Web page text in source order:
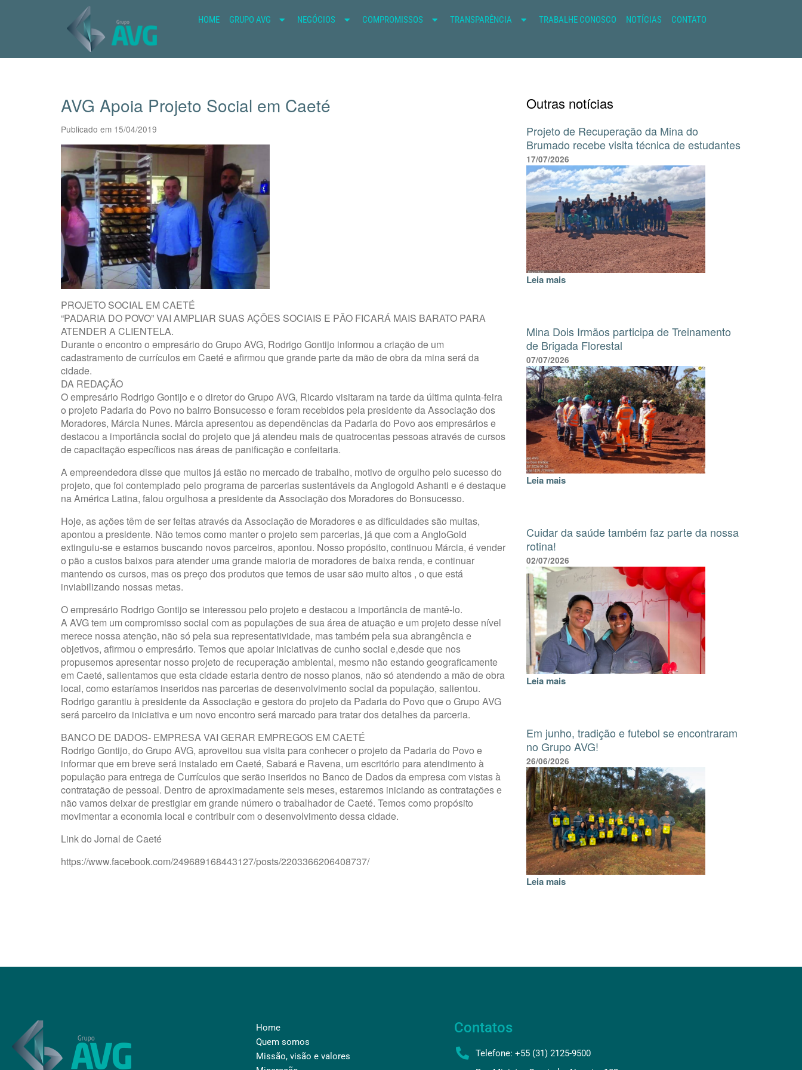
HOME GRUPO AVG NEGÓCIOS COMPROMISSOS TRANSPARÊNCIA TRABALHE CONOSCO NOTÍCIAS CONTATO
AVG Apoia Projeto Social em Caeté
Publicado em 15/04/2019
PROJETO SOCIAL EM CAETÉ
“PADARIA DO POVO” VAI AMPLIAR SUAS AÇÕES SOCIAIS E PÃO FICARÁ MAIS BARATO PARA
ATENDER A CLIENTELA.
Durante o encontro o empresário do Grupo AVG, Rodrigo Gontijo informou a criação de um
cadastramento de currículos em Caeté e afirmou que grande parte da mão de obra da mina será da
cidade.
DA REDAÇÃO
O empresário Rodrigo Gontijo e o diretor do Grupo AVG, Ricardo visitaram na tarde da última quinta-feira
o projeto Padaria do Povo no bairro Bonsucesso e foram recebidos pela presidente da Associação dos
Moradores, Márcia Nunes. Márcia apresentou as dependências da Padaria do Povo aos empresários e
destacou a importância social do projeto que já atendeu mais de quatrocentas pessoas através de cursos
de capacitação específicos nas áreas de panificação e confeitaria.
A empreendedora disse que muitos já estão no mercado de trabalho, motivo de orgulho pelo sucesso do
projeto, que foi contemplado pelo programa de parcerias sustentáveis da Anglogold Ashanti e é destaque
na América Latina, falou orgulhosa a presidente da Associação dos Moradores do Bonsucesso.
Hoje, as ações têm de ser feitas através da Associação de Moradores e as dificuldades são muitas,
apontou a presidente. Não temos como manter o projeto sem parcerias, já que com a AngloGold
extinguiu-se e estamos buscando novos parceiros, apontou. Nosso propósito, continuou Márcia, é vender
o pão a custos baixos para atender uma grande maioria de moradores de baixa renda, e continuar
mantendo os cursos, mas os preço dos produtos que temos de usar são muito altos , o que está
inviabilizando nossas metas.
O empresário Rodrigo Gontijo se interessou pelo projeto e destacou a importância de mantê-lo.
A AVG tem um compromisso social com as populações de sua área de atuação e um projeto desse nível
merece nossa atenção, não só pela sua representatividade, mas também pela sua abrangência e
objetivos, afirmou o empresário. Temos que apoiar iniciativas de cunho social e,desde que nos
propusemos apresentar nosso projeto de recuperação ambiental, mesmo não estando geograficamente
em Caeté, salientamos que esta cidade estaria dentro de nosso planos, não só atendendo a mão de obra
local, como estaríamos inseridos nas parcerias de desenvolvimento social da população, salientou.
Rodrigo garantiu à presidente da Associação e gestora do projeto da Padaria do Povo que o Grupo AVG
será parceiro da iniciativa e um novo encontro será marcado para tratar dos detalhes da parceria.
BANCO DE DADOS- EMPRESA VAI GERAR EMPREGOS EM CAETÉ
Rodrigo Gontijo, do Grupo AVG, aproveitou sua visita para conhecer o projeto da Padaria do Povo e
informar que em breve será instalado em Caeté, Sabará e Ravena, um escritório para atendimento à
população para entrega de Currículos que serão inseridos no Banco de Dados da empresa com vistas à
contratação de pessoal. Dentro de aproximadamente seis meses, estaremos iniciando as contratações e
não vamos deixar de prestigiar em grande número o trabalhador de Caeté. Temos como propósito
movimentar a economia local e contribuir com o desenvolvimento dessa cidade.
Link do Jornal de Caeté
https://www.facebook.com/249689168443127/posts/2203366206408737/
Outras notícias
Projeto de Recuperação da Mina do
Brumado recebe visita técnica de estudantes
17/07/2026
Leia mais
Mina Dois Irmãos participa de Treinamento
de Brigada Florestal
07/07/2026
Leia mais
Cuidar da saúde também faz parte da nossa
rotina!
02/07/2026
Leia mais
Em junho, tradição e futebol se encontraram
no Grupo AVG!
26/06/2026
Leia mais
Home
Quem somos
Missão, visão e valores
Contatos
Telefone: +55 (31) 2125-9500